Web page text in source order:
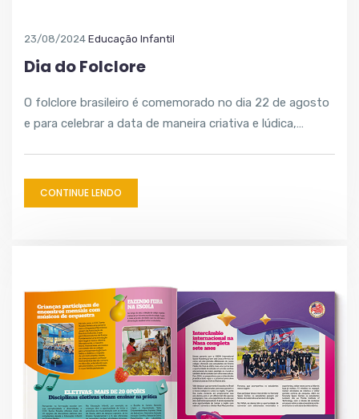
23/08/2024 Educação Infantil
Dia do Folclore
O folclore brasileiro é comemorado no dia 22 de agosto
e para celebrar a data de maneira criativa e lúdica,…
CONTINUE LENDO